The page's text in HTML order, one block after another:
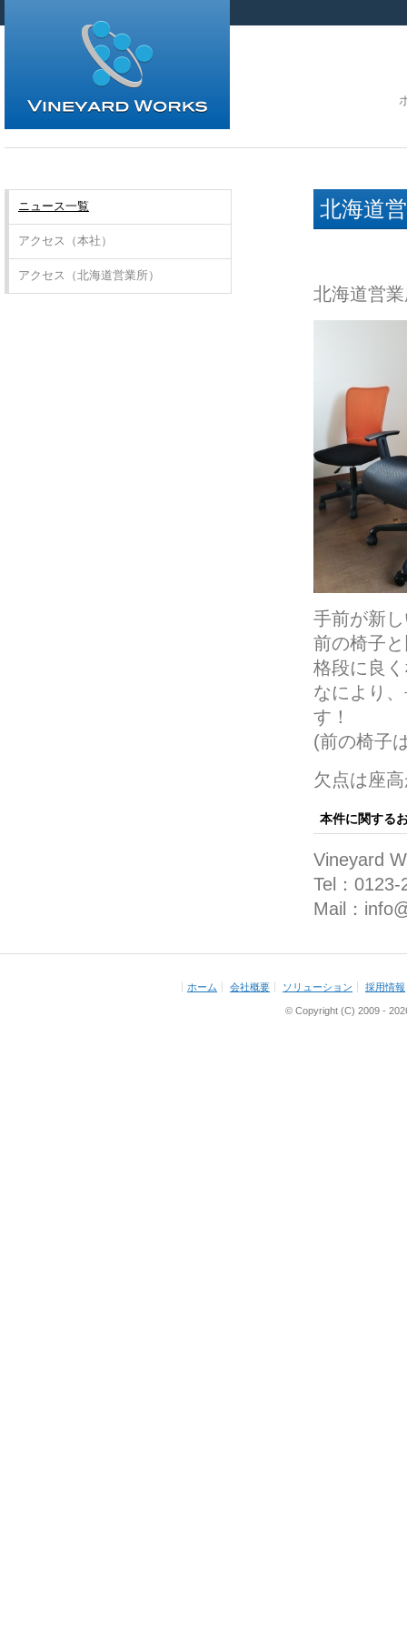
ニュース一覧
アクセス（本社）
アクセス（北海道営業所）
北海道
北海道営
手前が新
前の椅子
格段に良
なにより
す！
(前の椅子
欠点は座
本件に関する
Vineyard
Tel：0123-
Mail：
ホーム 会社概要 ソリューション 採用情報
© Copyright (C) 2009 -